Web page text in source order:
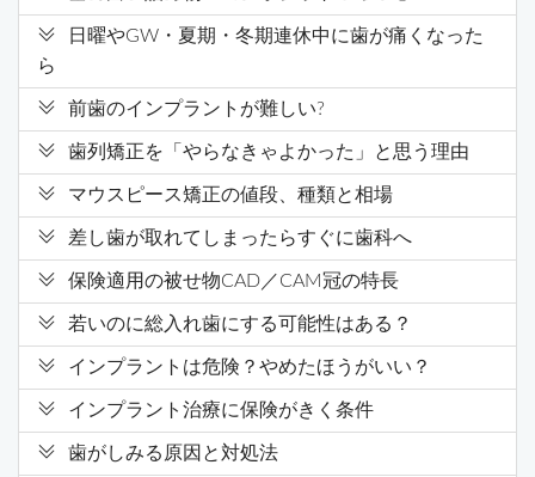
日曜やGW・夏期・冬期連休中に歯が痛くなった
ら
前歯のインプラントが難しい?
歯列矯正を「やらなきゃよかった」と思う理由
マウスピース矯正の値段、種類と相場
差し歯が取れてしまったらすぐに歯科へ
保険適用の被せ物CAD／CAM冠の特長
若いのに総入れ歯にする可能性はある？
インプラントは危険？やめたほうがいい？
インプラント治療に保険がきく条件
歯がしみる原因と対処法